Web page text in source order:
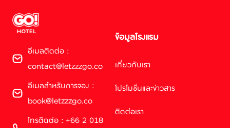
อีเมลติดต่อ :
contact@letzzzgo.co
อีเมลสำหรับการจอง :
book@letzzzgo.co
โทรติดต่อ : +66 2 018
ข้อมูลโรงแรม
เกี่ยวกับเรา
โปรโมชั่นและข่าวสาร
ติดต่อเรา